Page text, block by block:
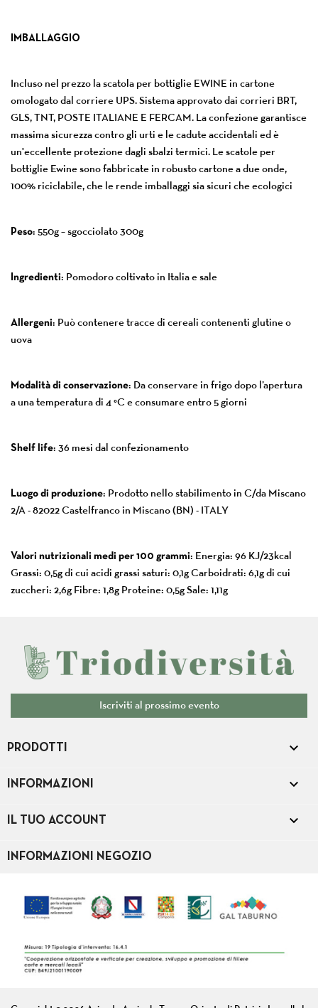
IMBALLAGGIO
Incluso nel prezzo la scatola per bottiglie EWINE in cartone
omologato dal corriere UPS. Sistema approvato dai corrieri BRT,
GLS, TNT, POSTE ITALIANE E FERCAM. La confezione garantisce
massima sicurezza contro gli urti e le cadute accidentali ed è
un'eccellente protezione dagli sbalzi termici. Le scatole per
bottiglie Ewine sono fabbricate in robusto cartone a due onde,
100% riciclabile, che le rende imballaggi sia sicuri che ecologici
Peso: 550g – sgocciolato 300g
Ingredienti: Pomodoro coltivato in Italia e sale
Allergeni: Può contenere tracce di cereali contenenti glutine o
uova
Modalità di conservazione: Da conservare in frigo dopo l’apertura
a una temperatura di 4 °C e consumare entro 5 giorni
Shelf life: 36 mesi dal confezionamento
Luogo di produzione: Prodotto nello stabilimento in C/da Miscano
2/A - 82022 Castelfranco in Miscano (BN) - ITALY
Valori nutrizionali medi per 100 grammi: Energia: 96 KJ/23kcal
Grassi: 0,5g di cui acidi grassi saturi: 0,1g Carboidrati: 6,1g di cui
zuccheri: 2,6g Fibre: 1,8g Proteine: 0,5g Sale: 1,11g
Iscriviti al prossimo evento
PRODOTTI 
INFORMAZIONI 
IL TUO ACCOUNT 
INFORMAZIONI NEGOZIO